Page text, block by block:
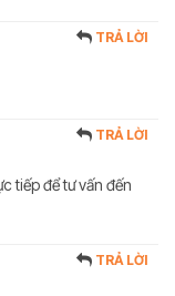
TRẢ LỜI
TRẢ LỜI
tiếp để tư vấn đến
TRẢ LỜI